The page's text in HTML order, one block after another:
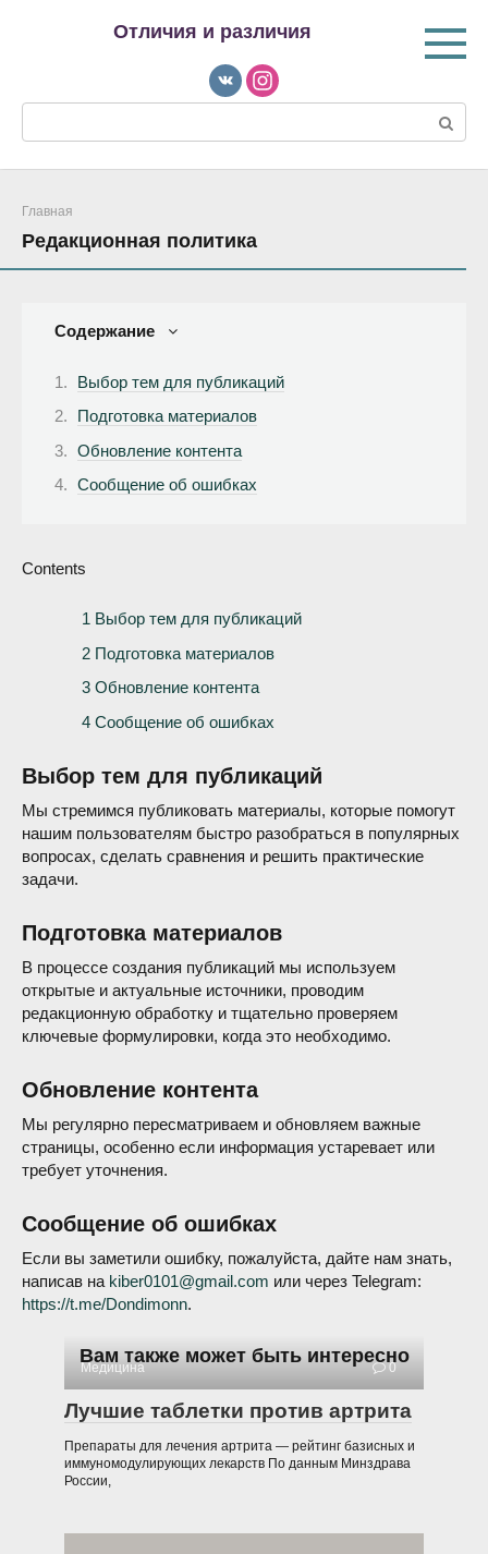
Отличия и различия
Главная
Редакционная политика
Содержание
Выбор тем для публикаций
Подготовка материалов
Обновление контента
Сообщение об ошибках
Contents
1 Выбор тем для публикаций
2 Подготовка материалов
3 Обновление контента
4 Сообщение об ошибках
Выбор тем для публикаций
Мы стремимся публиковать материалы, которые помогут
нашим пользователям быстро разобраться в популярных
вопросах, сделать сравнения и решить практические
задачи.
Подготовка материалов
В процессе создания публикаций мы используем
открытые и актуальные источники, проводим
редакционную обработку и тщательно проверяем
ключевые формулировки, когда это необходимо.
Обновление контента
Мы регулярно пересматриваем и обновляем важные
страницы, особенно если информация устаревает или
требует уточнения.
Сообщение об ошибках
Если вы заметили ошибку, пожалуйста, дайте нам знать,
написав на kiber0101@gmail.com или через Telegram:
https://t.me/Dondimonn.
Вам также может быть интересно
Медицина 0
Лучшие таблетки против артрита
Препараты для лечения артрита — рейтинг базисных и
иммуномодулирующих лекарств По данным Минздрава
России,